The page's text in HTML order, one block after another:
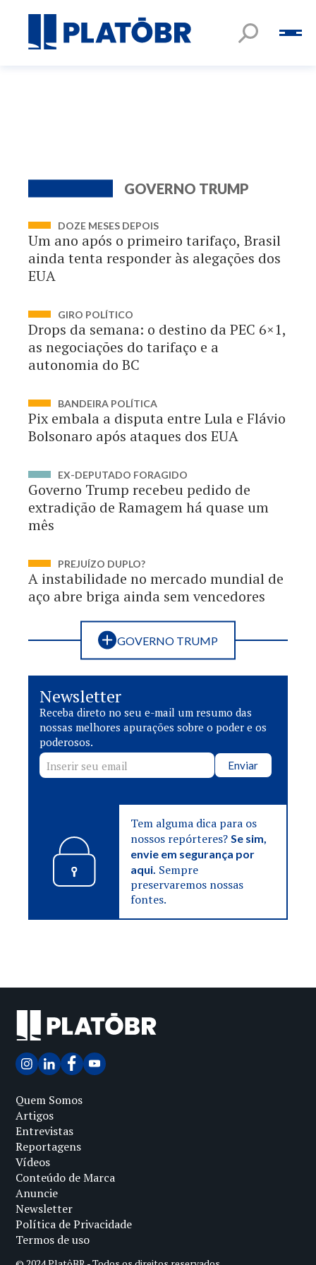
GOVERNO TRUMP
DOZE MESES DEPOIS
Um ano após o primeiro tarifaço, Brasil
ainda tenta responder às alegações dos
EUA
GIRO POLÍTICO
Drops da semana: o destino da PEC 6×1,
as negociações do tarifaço e a
autonomia do BC
BANDEIRA POLÍTICA
Pix embala a disputa entre Lula e Flávio
Bolsonaro após ataques dos EUA
EX-DEPUTADO FORAGIDO
Governo Trump recebeu pedido de
extradição de Ramagem há quase um
mês
PREJUÍZO DUPLO?
A instabilidade no mercado mundial de
aço abre briga ainda sem vencedores
GOVERNO TRUMP
Newsletter
Receba direto no seu e-mail um resumo das
nossas melhores apurações sobre o poder e os
poderosos.
Enviar
Tem alguma dica para os
nossos repórteres?Se sim,
envie em segurança por
aqui. Sempre
preservaremos nossas
fontes.
Quem Somos
Artigos
Entrevistas
Reportagens
Vídeos
Conteúdo de Marca
Anuncie
Newsletter
Política de Privacidade
Termos de uso